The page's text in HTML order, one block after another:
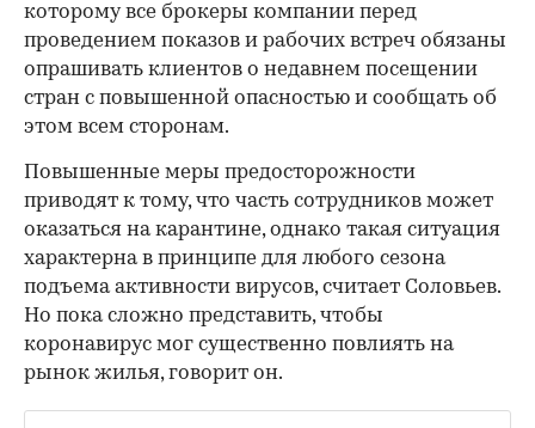
которому все брокеры компании перед
проведением показов и рабочих встреч обязаны
опрашивать клиентов о недавнем посещении
стран с повышенной опасностью и сообщать об
этом всем сторонам.
Повышенные меры предосторожности
приводят к тому, что часть сотрудников может
оказаться на карантине, однако такая ситуация
характерна в принципе для любого сезона
подъема активности вирусов, считает Соловьев.
Но пока сложно представить, чтобы
коронавирус мог существенно повлиять на
рынок жилья, говорит он.